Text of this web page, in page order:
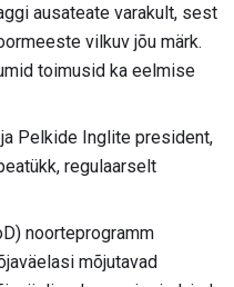
ausateate varakult, sest
vilkuv jõu märk.
toimusid ka eelmise
Pelkide Inglite president,
regulaarselt
noorteprogramm
mõjutavad